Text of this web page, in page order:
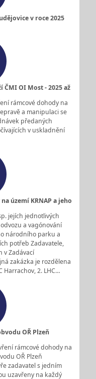
v roce 2025
ČMI OI Most - 2025 až
rámcové dohody na
a manipulaci se
předaných
v uskladnění
území KRNAP a jeho
jejích jednotlivých
a vagónování
národního parku a
potřeb Zadavatele,
v Zadávací
zakázka je rozdělena
Harrachov, 2. LHC…
OŘ Plzeň
rámcové dohody na
OŘ Plzeň
zadavatel s jedním
uzavřeny na každý